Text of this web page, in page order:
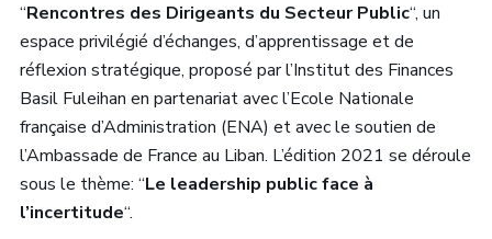
“Rencontres des Dirigeants du Secteur Public“, un
espace privilégié d’échanges, d’apprentissage et de
réflexion stratégique, proposé par l’Institut des Finances
Basil Fuleihan en partenariat avec l’Ecole Nationale
française d’Administration (ENA) et avec le soutien de
l’Ambassade de France au Liban. L’édition 2021 se déroule
sous le thème: “Le leadership public face à
l’incertitude“.